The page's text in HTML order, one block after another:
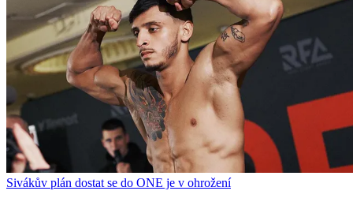
Sivákův plán dostat se do ONE je v ohrožení